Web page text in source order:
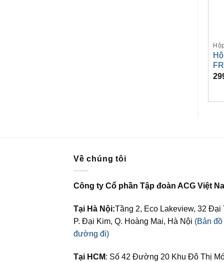
Về chúng tôi
Công ty Cổ phần Tập đoàn ACG Việt
Tại Hà Nội:Tầng 2, Eco Lakeview, 32 Đại
P. Đại Kim, Q. Hoàng Mai, Hà Nội (Bản đồ
đường đi)
Tại HCM: Số 42 Đường 20 Khu Đô Thị